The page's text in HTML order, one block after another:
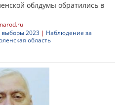
облдумы обратились в
2023 | Наблюдение за
область